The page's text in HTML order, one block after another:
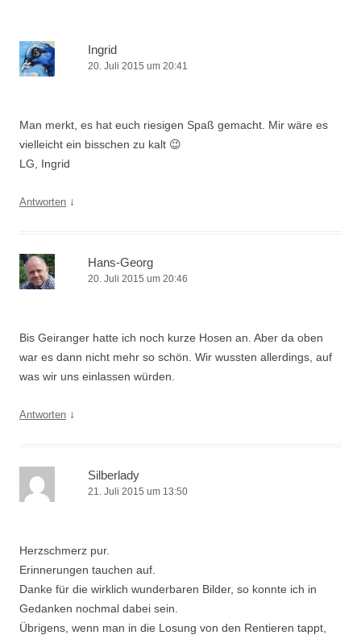
Ingrid
20. Juli 2015 um 20:41
Man merkt, es hat euch riesigen Spaß gemacht. Mir wäre es
vielleicht ein bisschen zu kalt 😉
LG, Ingrid
Antworten ↓
Hans-Georg
20. Juli 2015 um 20:46
Bis Geiranger hatte ich noch kurze Hosen an. Aber da oben
war es dann nicht mehr so schön. Wir wussten allerdings, auf
was wir uns einlassen würden.
Antworten ↓
Silberlady
21. Juli 2015 um 13:50
Herzschmerz pur.
Erinnerungen tauchen auf.
Danke für die wirklich wunderbaren Bilder, so konnte ich in
Gedanken nochmal dabei sein.
Übrigens, wenn man in die Losung von den Rentieren tappt,